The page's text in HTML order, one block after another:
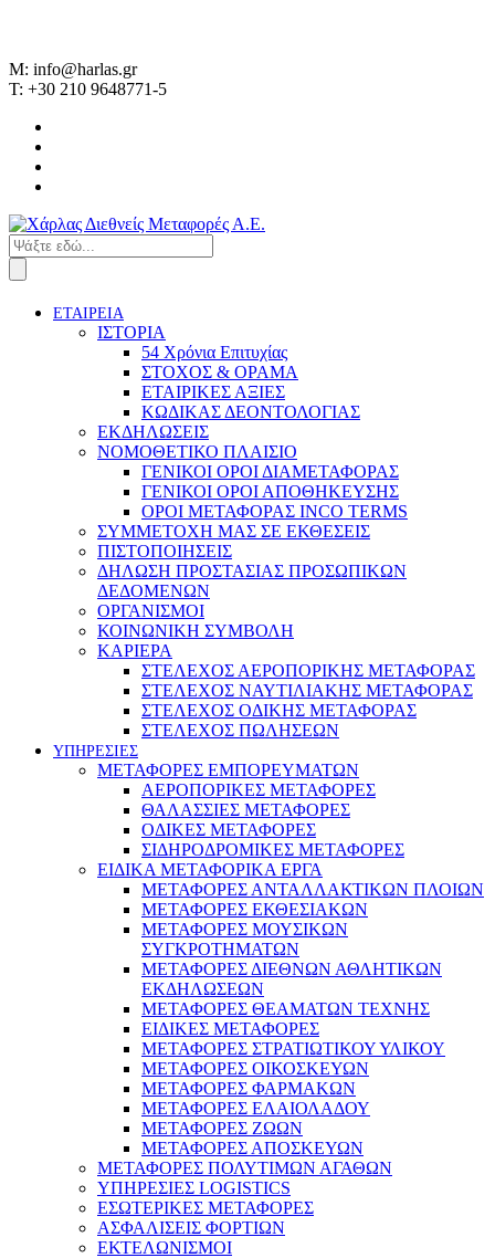
M: info@harlas.gr
T: +30 210 9648771-5
ΕΤΑΙΡΕΙΑ
ΙΣΤΟΡΙΑ
54 Χρόνια Επιτυχίας
ΣΤΟΧΟΣ & ΟΡΑΜΑ
ΕΤΑΙΡΙΚΕΣ ΑΞΙΕΣ
ΚΩΔΙΚΑΣ ΔΕΟΝΤΟΛΟΓΙΑΣ
ΕΚΔΗΛΩΣΕΙΣ
ΝΟΜΟΘΕΤΙΚΟ ΠΛΑΙΣΙΟ
ΓΕΝΙΚΟΙ ΟΡΟΙ ΔΙΑΜΕΤΑΦΟΡΑΣ
ΓΕΝΙΚΟΙ ΟΡΟΙ ΑΠΟΘΗΚΕΥΣΗΣ
ΟΡΟΙ ΜΕΤΑΦΟΡΑΣ INCO TERMS
ΣΥΜΜΕΤΟΧΗ ΜΑΣ ΣΕ ΕΚΘΕΣΕΙΣ
ΠΙΣΤΟΠΟΙΗΣΕΙΣ
ΔΗΛΩΣΗ ΠΡΟΣΤΑΣΙΑΣ ΠΡΟΣΩΠΙΚΩΝ
ΔΕΔΟΜΕΝΩΝ
ΟΡΓΑΝΙΣΜΟΙ
ΚΟΙΝΩΝΙΚΗ ΣΥΜΒΟΛΗ
ΚΑΡΙΕΡΑ
ΣΤΕΛΕΧΟΣ ΑΕΡΟΠΟΡΙΚΗΣ ΜΕΤΑΦΟΡΑΣ
ΣΤΕΛΕΧΟΣ ΝΑΥΤΙΛΙΑΚΗΣ ΜΕΤΑΦΟΡΑΣ
ΣΤΕΛΕΧΟΣ ΟΔΙΚΗΣ ΜΕΤΑΦΟΡΑΣ
ΣΤΕΛΕΧΟΣ ΠΩΛΗΣΕΩΝ
ΥΠΗΡΕΣΙΕΣ
ΜΕΤΑΦΟΡΕΣ ΕΜΠΟΡΕΥΜΑΤΩΝ
ΑΕΡΟΠΟΡΙΚΕΣ ΜΕΤΑΦΟΡΕΣ
ΘΑΛΑΣΣΙΕΣ ΜΕΤΑΦΟΡΕΣ
ΟΔΙΚΕΣ ΜΕΤΑΦΟΡΕΣ
ΣΙΔΗΡΟΔΡΟΜΙΚΕΣ ΜΕΤΑΦΟΡΕΣ
ΕΙΔΙΚΑ ΜΕΤΑΦΟΡΙΚΑ ΕΡΓΑ
ΜΕΤΑΦΟΡΕΣ ΑΝΤΑΛΛΑΚΤΙΚΩΝ ΠΛΟΙΩΝ
ΜΕΤΑΦΟΡΕΣ ΕΚΘΕΣΙΑΚΩΝ
ΜΕΤΑΦΟΡΕΣ ΜΟΥΣΙΚΩΝ
ΣΥΓΚΡΟΤΗΜΑΤΩΝ
ΜΕΤΑΦΟΡΕΣ ΔΙΕΘΝΩΝ ΑΘΛΗΤΙΚΩΝ
ΕΚΔΗΛΩΣΕΩΝ
ΜΕΤΑΦΟΡΕΣ ΘΕΑΜΑΤΩΝ ΤΕΧΝΗΣ
ΕΙΔΙΚΕΣ ΜΕΤΑΦΟΡΕΣ
ΜΕΤΑΦΟΡΕΣ ΣΤΡΑΤΙΩΤΙΚΟΥ ΥΛΙΚΟΥ
ΜΕΤΑΦΟΡΕΣ ΟΙΚΟΣΚΕΥΩΝ
ΜΕΤΑΦΟΡΕΣ ΦΑΡΜΑΚΩΝ
ΜΕΤΑΦΟΡΕΣ ΕΛΑΙΟΛΑΔΟΥ
ΜΕΤΑΦΟΡΕΣ ΖΩΩΝ
ΜΕΤΑΦΟΡΕΣ ΑΠΟΣΚΕΥΩΝ
ΜΕΤΑΦΟΡΕΣ ΠΟΛΥΤΙΜΩΝ ΑΓΑΘΩΝ
ΥΠΗΡΕΣΙΕΣ LOGISTICS
ΕΣΩΤΕΡΙΚΕΣ ΜΕΤΑΦΟΡΕΣ
ΑΣΦΑΛΙΣΕΙΣ ΦΟΡΤΙΩΝ
ΕΚΤΕΛΩΝΙΣΜΟΙ